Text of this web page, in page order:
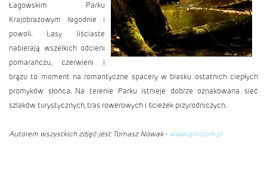
Łagowskim Parku
Krajobrazowym łagodnie i
powoli. Lasy liściaste
nabierają wszelkich odcieni
pomarańczu, czerwieni i
brązu to moment na romantyczne spacery w blasku ostatnich ciepłych
promyków słońca. Na terenie Parku istnieje dobrze oznakowana sieć
szlaków turystycznych, tras rowerowych i ścieżek przyrodniczych.
Autorem wszystkich zdjęć jest Tomasz Nowak- www.qrrr.com.pl